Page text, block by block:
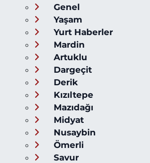
Genel
Yaşam
Yurt Haberler
Mardin
Artuklu
Dargeçit
Derik
Kızıltepe
Mazıdağı
Midyat
Nusaybin
Ömerli
Savur